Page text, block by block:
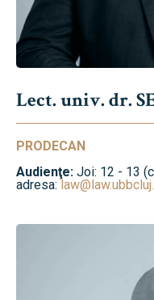
Lect. univ. dr.
PRODECAN
Audienţe: Joi: 12 - 13
adresa: